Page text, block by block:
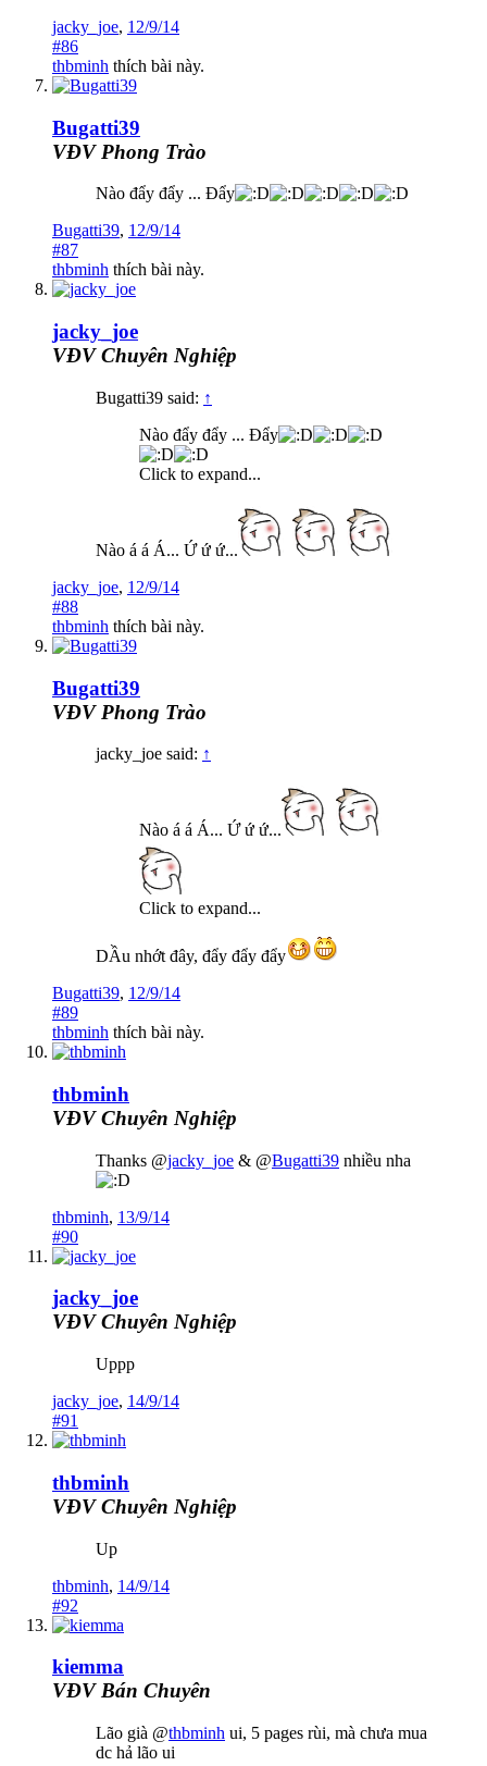
jacky_joe, 12/9/14
#86
thbminh thích bài này.
Bugatti39
VĐV Phong Trào
Nào đẩy đẩy ... Đẩy
Bugatti39, 12/9/14
#87
thbminh thích bài này.
jacky_joe
VĐV Chuyên Nghiệp
Bugatti39 said: ↑
Nào đẩy đẩy ... Đẩy
Click to expand...
Nào á á Á... Ứ ứ ứ...
jacky_joe, 12/9/14
#88
thbminh thích bài này.
Bugatti39
VĐV Phong Trào
jacky_joe said: ↑
Nào á á Á... Ứ ứ ứ...
Click to expand...
DẦu nhớt đây, đẩy đẩy đẩy
Bugatti39, 12/9/14
#89
thbminh thích bài này.
thbminh
VĐV Chuyên Nghiệp
Thanks @jacky_joe & @Bugatti39 nhiều nha
thbminh, 13/9/14
#90
jacky_joe
VĐV Chuyên Nghiệp
Uppp
jacky_joe, 14/9/14
#91
thbminh
VĐV Chuyên Nghiệp
Up
thbminh, 14/9/14
#92
kiemma
VĐV Bán Chuyên
Lão già @thbminh ui, 5 pages rùi, mà chưa mua
dc hả lão ui